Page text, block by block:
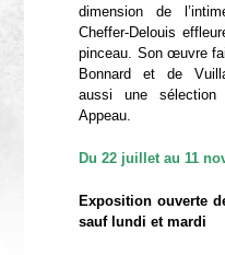
dimension de
Cheffer-Delouis
pinceau. Son œuvre
Bonnard et de
aussi une
Appeau.
Du 22 juillet au 11
Exposition ouverte
sauf lundi et mardi